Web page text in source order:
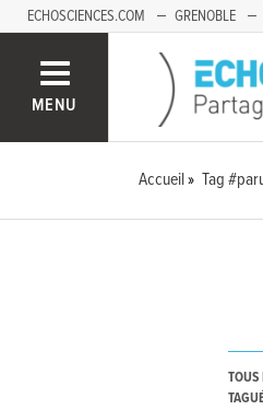
ECHOSCIENCES.COM GRENOBLE
MENU
Accueil Tag
TOUS